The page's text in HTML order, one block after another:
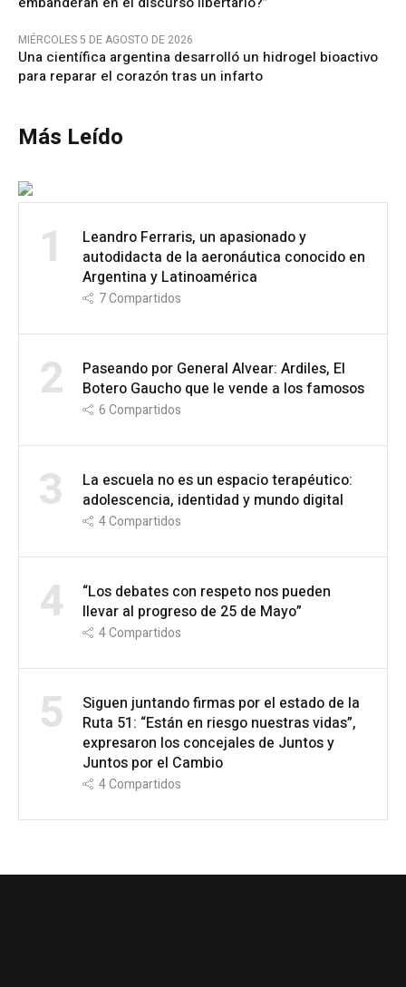
MIÉRCOLES 5 DE AGOSTO DE 2026
Una científica argentina desarrolló un hidrogel bioactivo
para reparar el corazón tras un infarto
Más Leído
1
Leandro Ferraris, un apasionado y
autodidacta de la aeronáutica conocido en
Argentina y Latinoamérica
7Compartidos
2
Paseando por General Alvear: Ardiles, El
Botero Gaucho que le vende a los famosos
6Compartidos
3
La escuela no es un espacio terapéutico:
adolescencia, identidad y mundo digital
4Compartidos
4
“Los debates con respeto nos pueden
llevar al progreso de 25 de Mayo”
4Compartidos
5
Siguen juntando firmas por el estado de la
Ruta 51: “Están en riesgo nuestras vidas”,
expresaron los concejales de Juntos y
Juntos por el Cambio
4Compartidos